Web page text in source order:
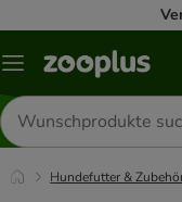
Menü
Produkte
suchen
Hundefutter &